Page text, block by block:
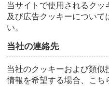
当サイトで使用されるクッ
及び広告クッキーについて
い。
当社の連絡先
当社のクッキーおよび類似
情報を希望する場合、こち